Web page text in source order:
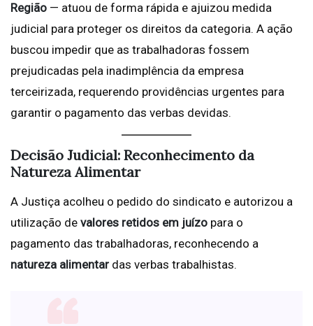
Região — atuou de forma rápida e ajuizou medida
judicial para proteger os direitos da categoria. A ação
buscou impedir que as trabalhadoras fossem
prejudicadas pela inadimplência da empresa
terceirizada, requerendo providências urgentes para
garantir o pagamento das verbas devidas.
Decisão Judicial: Reconhecimento da
Natureza Alimentar
A Justiça acolheu o pedido do sindicato e autorizou a
utilização de valores retidos em juízo para o
pagamento das trabalhadoras, reconhecendo a
natureza alimentar das verbas trabalhistas.